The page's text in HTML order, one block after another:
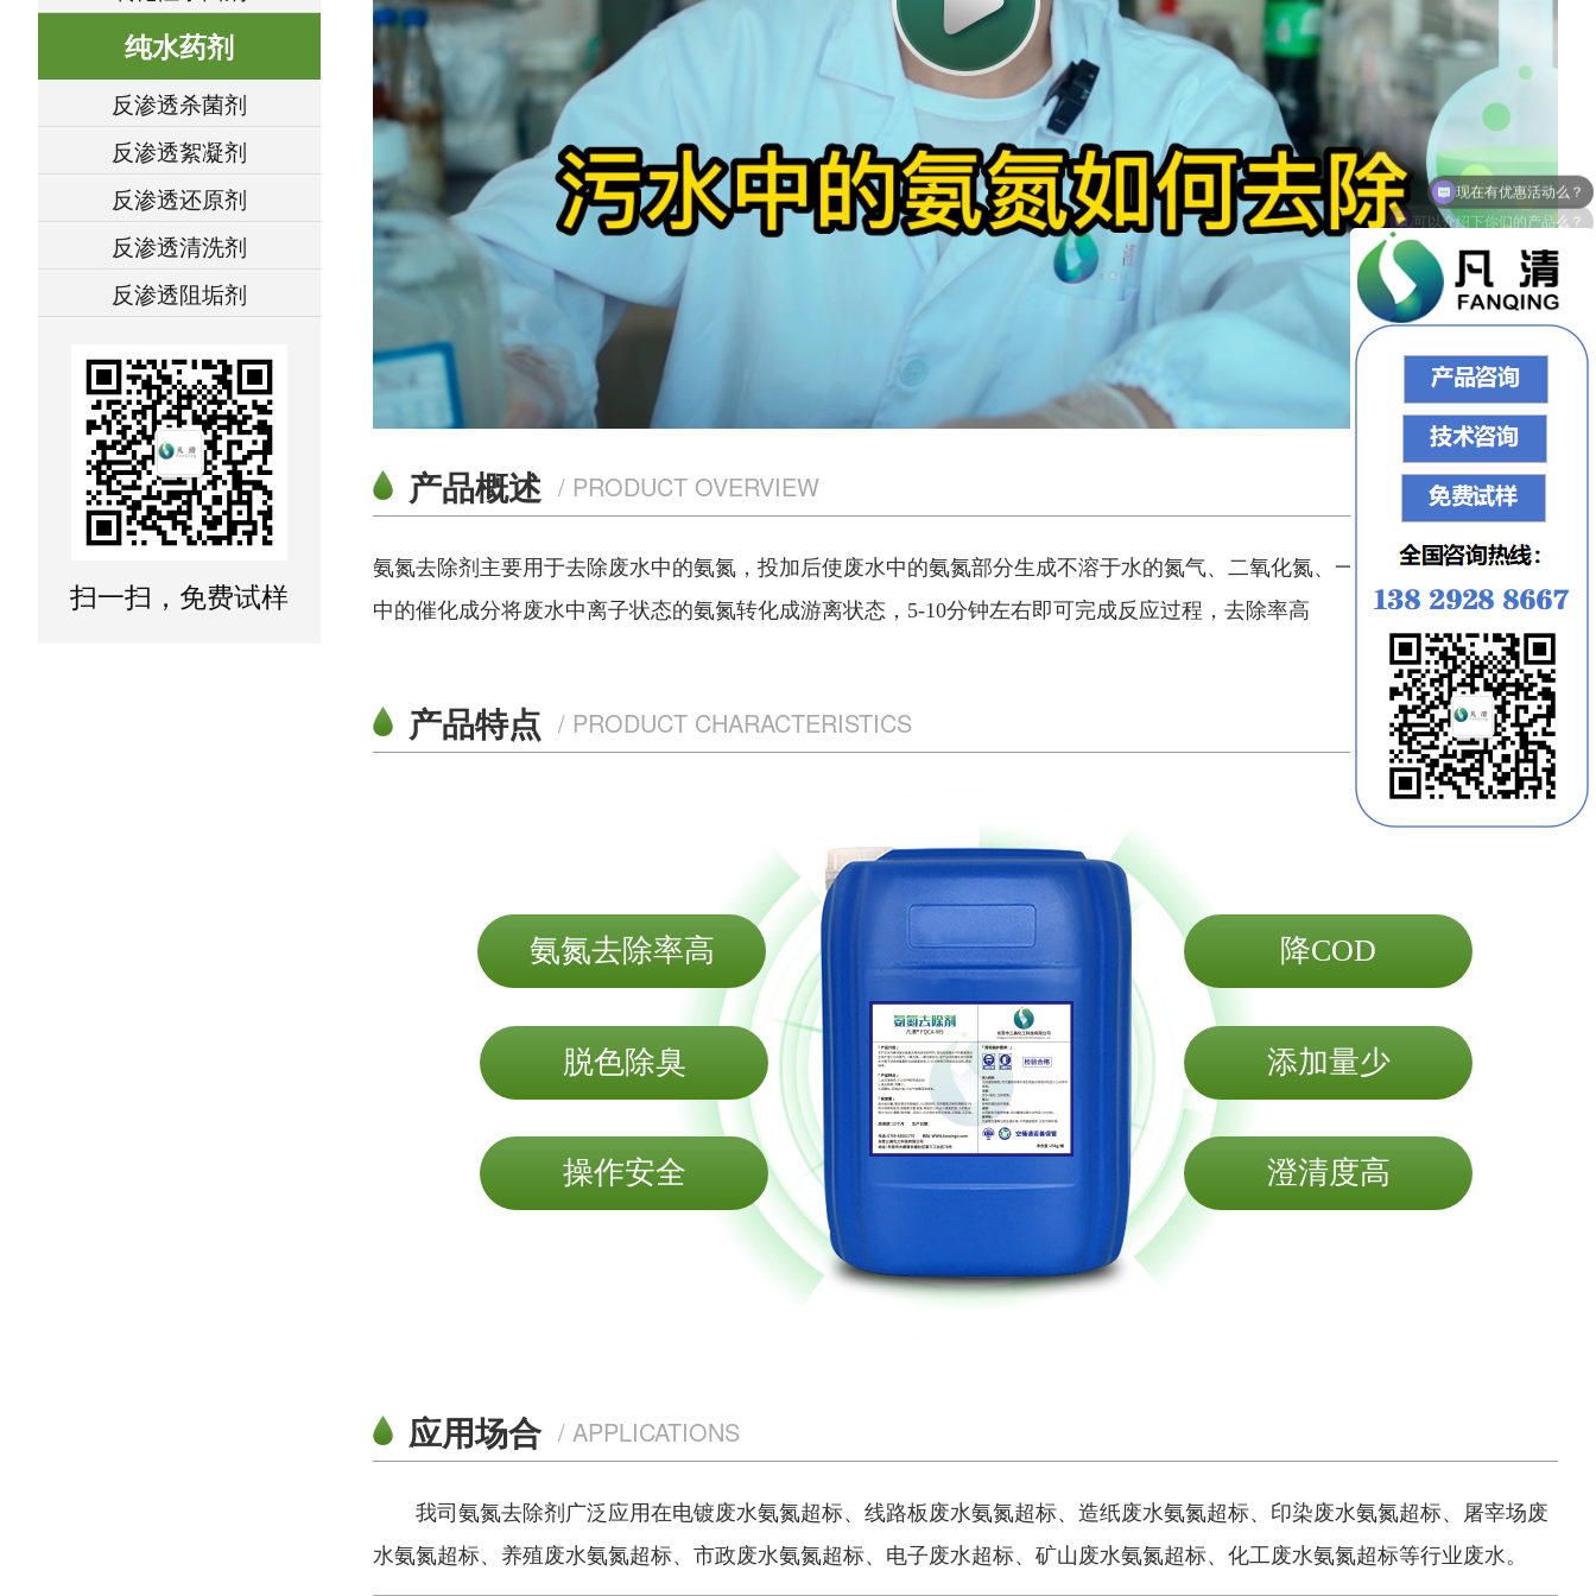
纯水药剂
反渗透杀菌剂
反渗透絮凝剂
反渗透还原剂
反渗透清洗剂
反渗透阻垢剂
扫一扫，免费试样
产品概述 / PRODUCT OVERVIEW
氨氮去除剂主要用于去除废水中的氨氮，投加后使废水中的氨氮部分生成不溶于水的氮气、二氧化氮、一氧化氮及水，该产品
中的催化成分将废水中离子状态的氨氮转化成游离状态，5-10分钟左右即可完成反应过程，去除率高
产品特点 / PRODUCT CHARACTERISTICS
氨氮去除率高 降COD
脱色除臭 添加量少
操作安全 澄清度高
应用场合 / APPLICATIONS
我司氨氮去除剂广泛应用在电镀废水氨氮超标、线路板废水氨氮超标、造纸废水氨氮超标、印染废水氨氮超标、屠宰场废
水氨氮超标、养殖废水氨氮超标、市政废水氨氮超标、电子废水超标、矿山废水氨氮超标、化工废水氨氮超标等行业废水。
可以介绍下你们的产品么？